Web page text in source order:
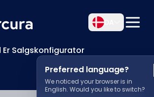
Preferred language?
We noticed your browser is in
English. Would you like to switch?
Er Salgskonfigurator